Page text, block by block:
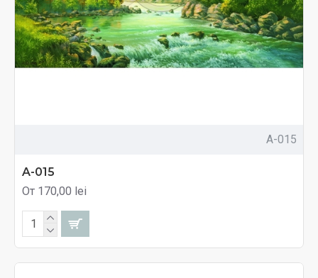
A-015
A-015
От 170,00 lei